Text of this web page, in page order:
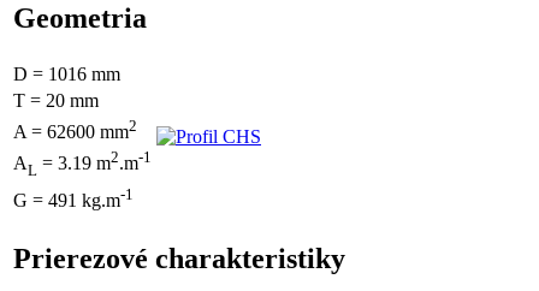
Geometria
D = 1016 mm
T = 20 mm
A = 62600 mm2
AL = 3.19 m2.m-1
G = 491 kg.m-1
Prierezové charakteristiky